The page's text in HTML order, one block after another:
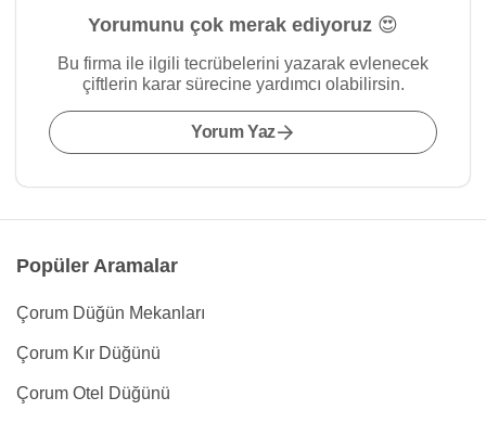
Yorumunu çok merak ediyoruz 😍
Bu firma ile ilgili tecrübelerini yazarak evlenecek
çiftlerin karar sürecine yardımcı olabilirsin.
Yorum Yaz
Popüler Aramalar
Çorum Düğün Mekanları
Çorum Kır Düğünü
Çorum Otel Düğünü